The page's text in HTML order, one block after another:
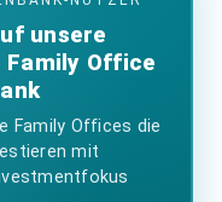
unsere
Family Office
Family Offices die
mit